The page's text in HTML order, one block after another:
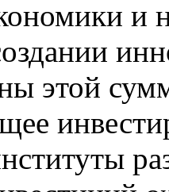
и
этой